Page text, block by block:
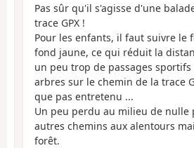
Pas sûr qu'il s'agisse d'une
trace GPX !
Pour les enfants, il faut suivre le
fond jaune, ce qui réduit la
un peu trop de passages sportifs
arbres sur le chemin de la trace
que pas entretenu ...
Un peu perdu au milieu de nulle
autres chemins aux alentours
forêt.